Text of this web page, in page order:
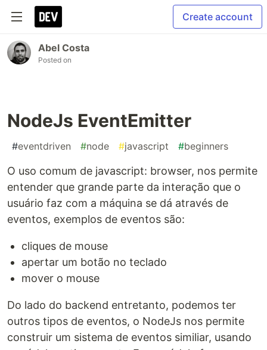
Create account
Abel Costa
Posted on
NodeJs EventEmitter
#eventdriven #node #javascript #beginners
O uso comum de javascript: browser, nos permite
entender que grande parte da interação que o
usuário faz com a máquina se dá através de
eventos, exemplos de eventos são:
cliques de mouse
apertar um botão no teclado
mover o mouse
Do lado do backend entretanto, podemos ter
outros tipos de eventos, o NodeJs nos permite
construir um sistema de eventos similiar, usando